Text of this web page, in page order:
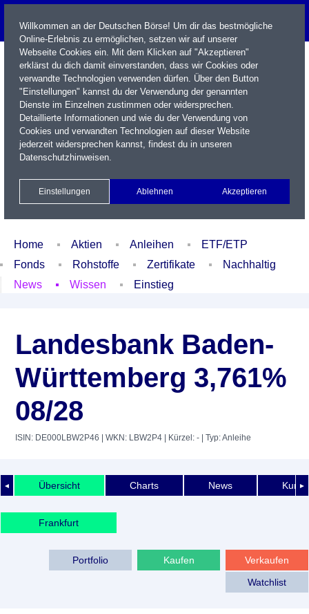
Name / WKN / ISIN / Kürzel
Xetra Realtime
Watchlist Portfolio Login
Home Aktien Anleihen
ETF/ETP
Fonds
Rohstoffe Zertifikate
Nachhaltig
News
Wissen Einstieg
Landesbank Baden-
Württemberg 3,761%
08/28
ISIN: DE000LBW2P46 | WKN: LBW2P4 | Kürzel: - | Typ: Anleihe
◄ ►
Übersicht Charts News
Frankfurt
Verkaufen
Kaufen
Portfolio
Watchlist
Willkommen an der Deutschen Börse! Um dir das bestmögliche
Online-Erlebnis zu ermöglichen, setzen wir auf unserer
Webseite Cookies ein. Mit dem Klicken auf "Akzeptieren"
erklärst du dich damit einverstanden, dass wir Cookies oder
verwandte Technologien verwenden dürfen. Über den Button
"Einstellungen" kannst du der Verwendung der genannten
Dienste im Einzelnen zustimmen oder widersprechen.
Detaillierte Informationen und wie du der Verwendung von
Cookies und verwandten Technologien auf dieser Website
jederzeit widersprechen kannst, findest du in unseren
Datenschutzhinweisen.
Einstellungen Ablehnen Akzeptieren